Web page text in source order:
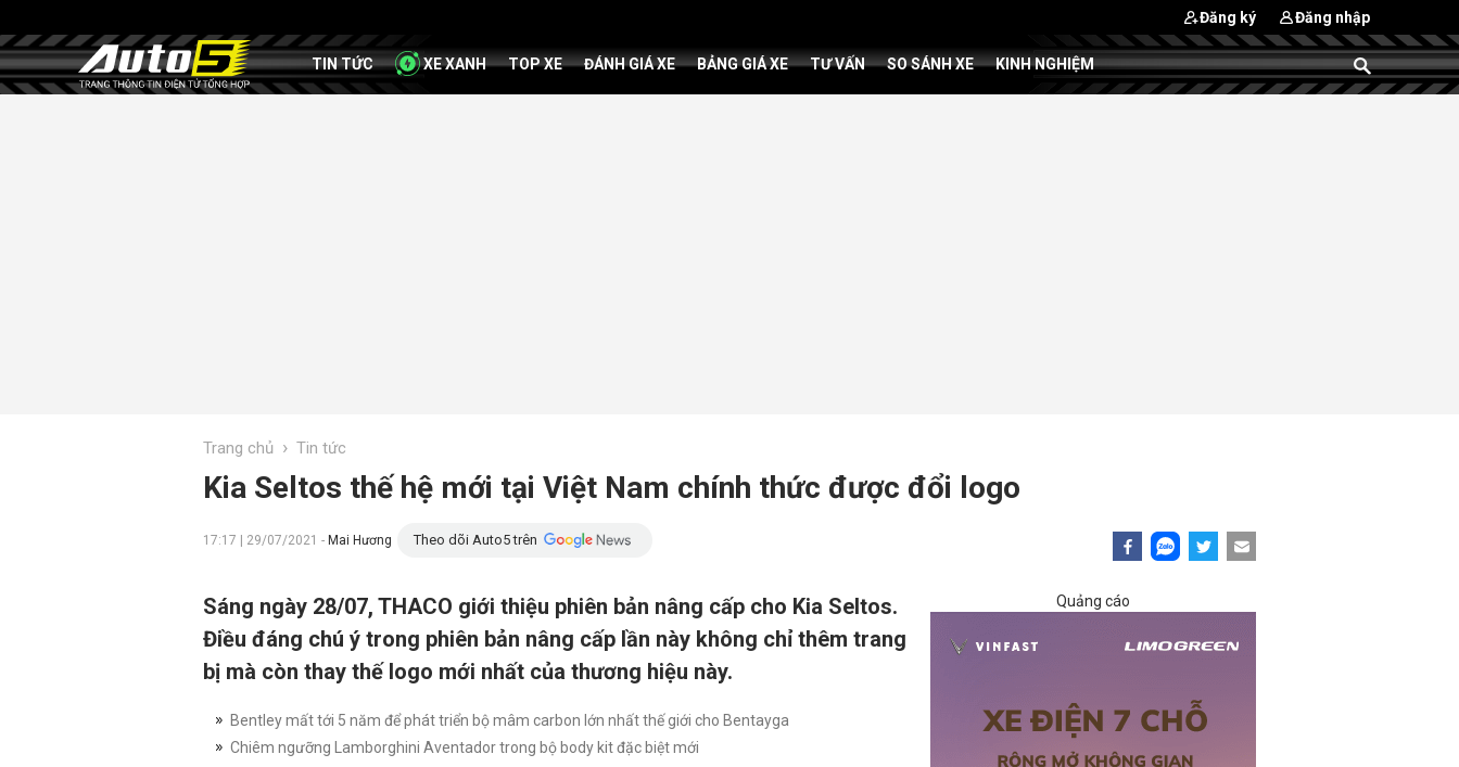
Đăng ký Đăng nhập
TIN TỨC XE XANH TOP XE ĐÁNH GIÁ XE BẢNG GIÁ XE TƯ VẤN SO SÁNH XE KINH NGHIỆM
Trang chủ › Tin tức
Kia Seltos thế hệ mới tại Việt Nam chính thức được đổi logo
17:17 | 29/07/2021 - Mai Hương Theo dõi Auto5 trên
Sáng ngày 28/07, THACO giới thiệu phiên bản nâng cấp cho Kia Seltos.
Điều đáng chú ý trong phiên bản nâng cấp lần này không chỉ thêm trang
bị mà còn thay thế logo mới nhất của thương hiệu này.
Bentley mất tới 5 năm để phát triển bộ mâm carbon lớn nhất thế giới cho Bentayga
Chiêm ngưỡng Lamborghini Aventador trong bộ body kit đặc biệt mới
Quảng cáo